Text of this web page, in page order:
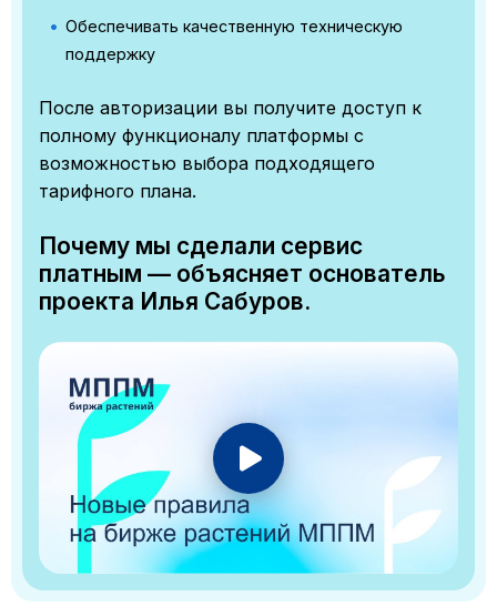
Обеспечивать качественную техническую
поддержку
После авторизации вы получите доступ к
полному функционалу платформы с
возможностью выбора подходящего
тарифного плана.
Почему мы сделали сервис
платным — объясняет основатель
проекта Илья Сабуров.